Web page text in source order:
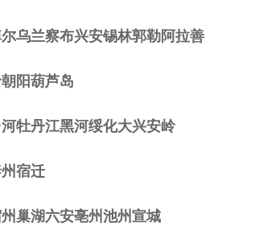
乌兰察布兴安锡林郭勒阿拉善
阳葫芦岛
牡丹江黑河绥化大兴安岭
宿迁
巢湖六安亳州池州宣城